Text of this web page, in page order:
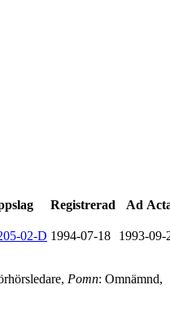
Registrerad Ad
02-D 1994-07-18 1993-09-
Pomn: Omnämnd,